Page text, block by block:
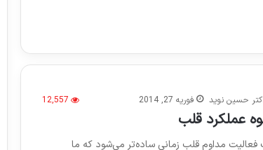
حسین نوید فوریه 27, 2014 12,557
عملکرد قلب
فعالیت مداوم قلب زمانی ساده‌تر می‌شود که ما